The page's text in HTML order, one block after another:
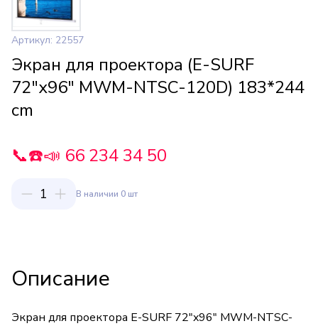
Артикул: 22557
Экран для проектора (E-SURF
72"x96" MWM-NTSC-120D) 183*244
cm
📞☎️📣 66 234 34 50
1 В наличии 0 шт
Описание
Экран для проектора E-SURF 72"x96" MWM-NTSC-